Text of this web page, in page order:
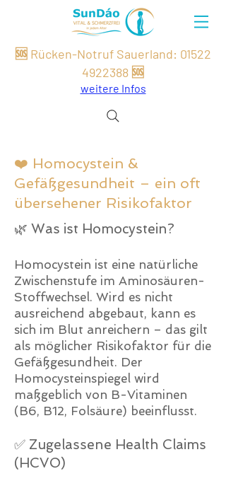
🆘 Rücken-Notruf Sauerland: 01522
4922388 🆘
weitere Infos
❤️ Homocystein &
Gefäßgesundheit – ein oft
übersehener Risikofaktor
🌿 Was ist Homocystein?
Homocystein ist eine natürliche
Zwischenstufe im Aminosäuren-
Stoffwechsel. Wird es nicht
ausreichend abgebaut, kann es
sich im Blut anreichern – das gilt
als möglicher Risikofaktor für die
Gefäßgesundheit. Der
Homocysteinspiegel wird
maßgeblich von B-Vitaminen
(B6, B12, Folsäure) beeinflusst.
✅ Zugelassene Health Claims
(HCVO)